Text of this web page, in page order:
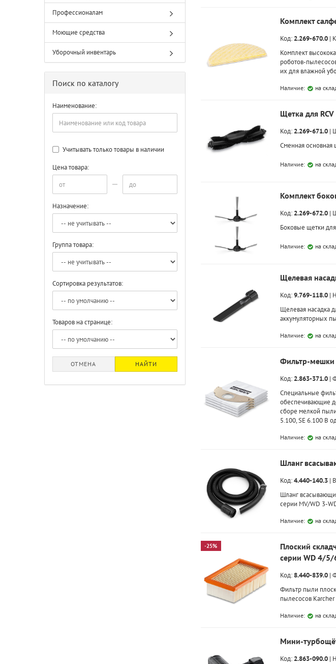
Комплект
Код: 2.269-670.0|
Комплект
роботов-
их для влажной
Наличие: на
Щетка для RCV
Код: 2.269-671.0|
Сменная основная
Наличие: на
Комплект
Код: 2.269-672.0|
Боковые щетки
Наличие: на
Щелевая
Код:9.769-118.0|
Щелевая насадка
аккумуляторных
Наличие: на
Фильтр-мешки
Код: 2.863-371.0|
Специальные
обеспечивающие
сборе мелкой
5.100, SE 6.100 В
Наличие: на
Шланг
Код:4.440-140.3|
Шланг
серии MV/WD 3-
Наличие: на
-25%
Плоский
серии WD 4/
Код:8.440-839.0|
Фильтр пыли
пылесосов Karcher
Наличие: на
Мини-
Код: 2.863-090.0|
Профессионалам
Моющие средства
Уборочный инвентарь
Поиск по каталогу
Наименование:
Учитывать только товары в наличии
Цена товара:
Назначение:
Группа товара:
Сортировка результатов:
Товаров на странице:
ОТМЕНА НАЙТИ